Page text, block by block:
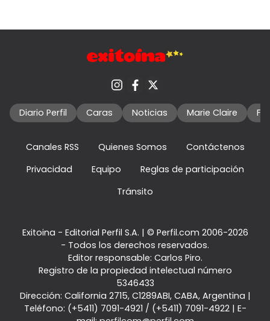
Diario Perfil Caras Noticias Marie Claire
Canales RSS Quienes Somos
Contáctenos
Privacidad
Equipo
Reglas de participación
Tránsito
Exitoina - Editorial Perfil S.A. | © Perfil.com 2006-2026
- Todos los derechos reservados.
Editor responsable: Carlos Piro.
Registro de la propiedad intelectual número
5346433
Dirección: California 2715, C1289ABI, CABA, Argentina |
Teléfono: (+5411) 7091-4921 / (+5411) 7091-4922| E-